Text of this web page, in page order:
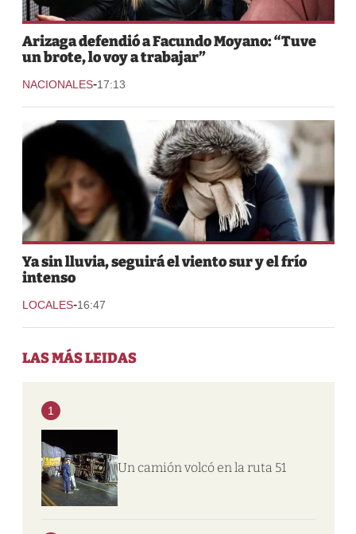
Arizaga defendió a Facundo Moyano: “Tuve
un brote, lo voy a trabajar”
NACIONALES-17:13
Ya sin lluvia, seguirá el viento sur y el frío
intenso
LOCALES-16:47
LAS MÁS LEIDAS
1
Un camión volcó en la ruta 51